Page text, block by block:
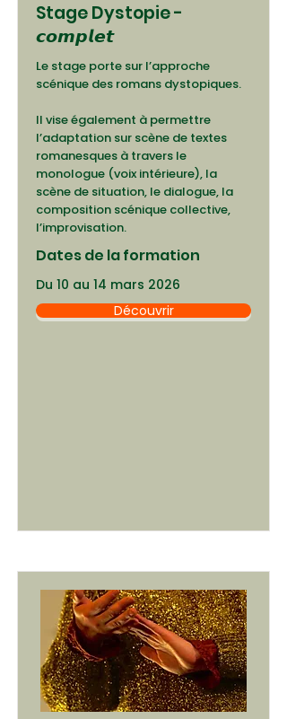
Stage Dystopie -
𝙘𝙤𝙢𝙥𝙡𝙚𝙩
Le stage porte sur l’approche
scénique des romans dystopiques.
Il vise également à permettre
l’adaptation sur scène de textes
romanesques à travers le
monologue (voix intérieure), la
scène de situation, le dialogue, la
composition scénique collective,
l’improvisation.
Dates de la formation
Du 10 au 14 mars 2026
Découvrir